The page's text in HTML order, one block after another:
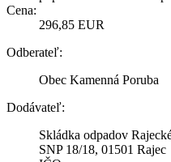
Cena:
296,85 EUR
Odberateľ:
Obec Kamenná Poruba
Dodávateľ:
Skládka odpadov
SNP 18/18, 01501 Rajec